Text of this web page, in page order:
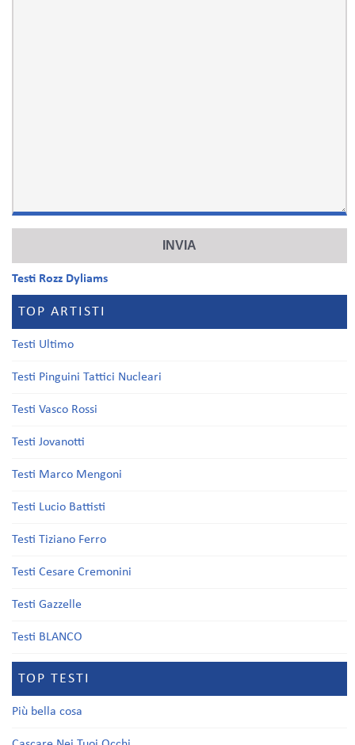
Testi Rozz Dyliams
TOP ARTISTI
Testi Ultimo
Testi Pinguini Tattici Nucleari
Testi Vasco Rossi
Testi Jovanotti
Testi Marco Mengoni
Testi Lucio Battisti
Testi Tiziano Ferro
Testi Cesare Cremonini
Testi Gazzelle
Testi BLANCO
TOP TESTI
Più bella cosa